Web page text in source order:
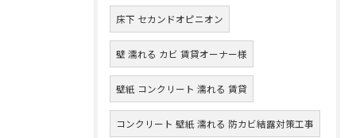
床下 セカンドオピニオン
壁 濡れる カビ 賃貸オーナー様
壁紙 コンクリート 濡れる 賃貸
コンクリート 壁紙 濡れる 防カビ結露対策工事